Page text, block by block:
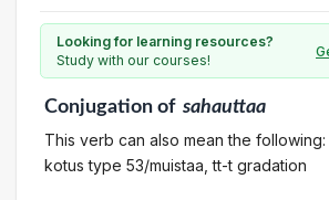
Looking for learning resources?
Study with our courses!
Conjugationof sahauttaa
This verb can also mean the
kotus type 53/muistaa, tt-t gradation